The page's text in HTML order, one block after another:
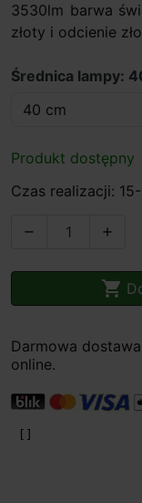
3530lm barwa
złoty i odcienie
Średnica lampy:
Produkt dostępny
Czas realizacji:
 

Darmowa
online.